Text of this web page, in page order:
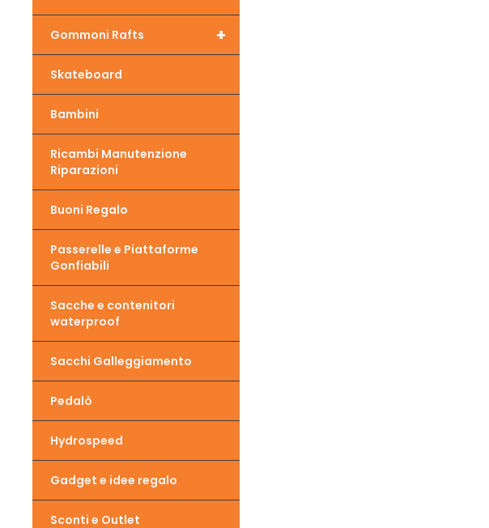
+
Gommoni Rafts
Skateboard
Bambini
Ricambi Manutenzione
Riparazioni
Buoni Regalo
Passerelle e Piattaforme
Gonfiabili
Sacche e contenitori
waterproof
Sacchi Galleggiamento
Pedalò
Hydrospeed
Gadget e idee regalo
Sconti e Outlet